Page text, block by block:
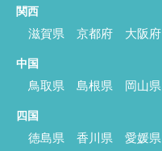
関西
滋賀県 京都府 大阪府
中国
鳥取県 島根県 岡山県
四国
徳島県 香川県 愛媛県